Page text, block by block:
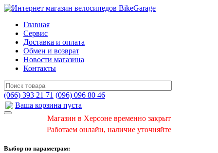
Главная
Сервис
Доставка и оплата
Обмен и возврат
Новости магазина
Контакты
(066) 393 21 71 (096) 096 80 46
Ваша корзина пуста
Магазин в Херсоне временно закрыт
Работаем онлайн, наличие уточняйте
Выбор по параметрам: